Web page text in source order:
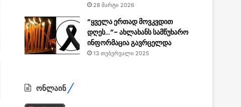
28 მარტი 2026
“ყველა ერთად მოვკვდით
დღეს…”- ახლახანს სამწუხარო
ინფორმაცია გავრცელდა
13 თებერვალი 2025
ონლაინ